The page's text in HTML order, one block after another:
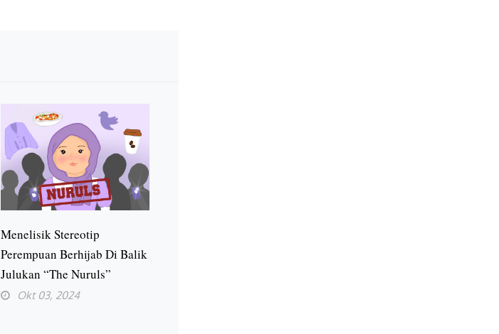
Menelisik Stereotip
Perempuan Berhijab Di Balik
Julukan “The Nuruls”
Okt 03, 2024